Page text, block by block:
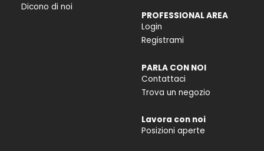
Dicono di noi
PROFESSIONAL AREA
Login
Registrami
PARLA CON NOI
Contattaci
Trova un negozio
Lavora con noi
Posizioni aperte